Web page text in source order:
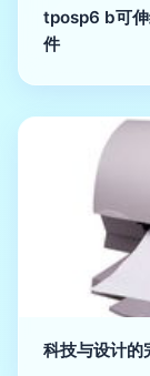
tposp6 b可伸
件
科技与设计